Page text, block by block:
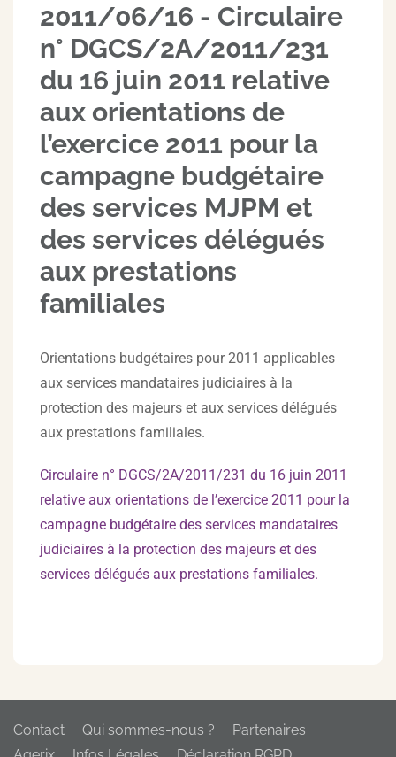
2011/06/16 - Circulaire
n° DGCS/2A/2011/231
du 16 juin 2011 relative
aux orientations de
l’exercice 2011 pour la
campagne budgétaire
des services MJPM et
des services délégués
aux prestations
familiales
Orientations budgétaires pour 2011 applicables
aux services mandataires judiciaires à la
protection des majeurs et aux services délégués
aux prestations familiales.
Circulaire n° DGCS/2A/2011/231 du 16 juin 2011
relative aux orientations de l’exercice 2011 pour la
campagne budgétaire des services mandataires
judiciaires à la protection des majeurs et des
services délégués aux prestations familiales.
Contact Qui sommes-nous ?
Partenaires